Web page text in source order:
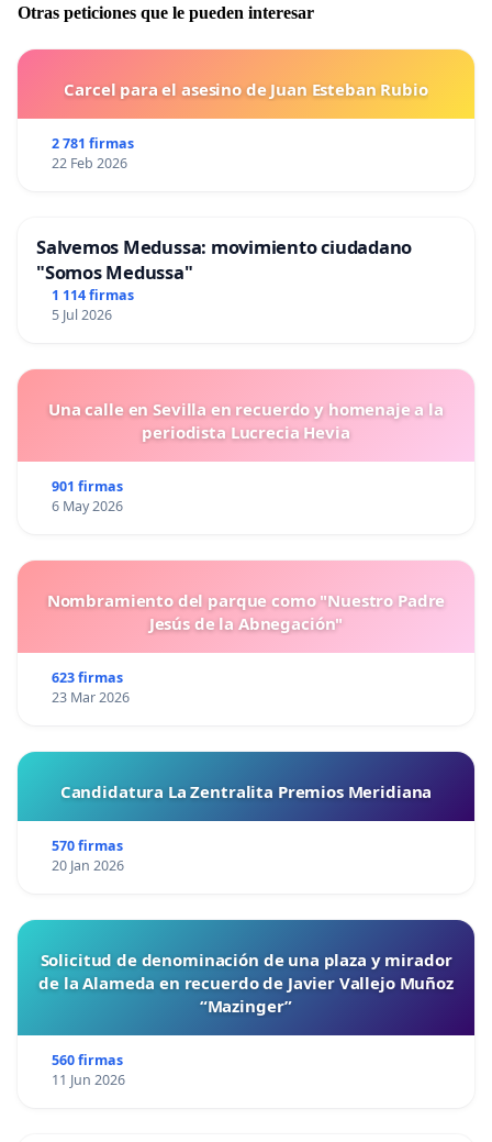
Otras peticiones que le pueden interesar
Carcel para el asesino de Juan Esteban Rubio
2 781 firmas
22 Feb 2026
Salvemos Medussa: movimiento ciudadano
"Somos Medussa"
1 114 firmas
5 Jul 2026
Una calle en Sevilla en recuerdo y homenaje a la
periodista Lucrecia Hevia
901 firmas
6 May 2026
Nombramiento del parque como "Nuestro Padre
Jesús de la Abnegación"
623 firmas
23 Mar 2026
Candidatura La Zentralita Premios Meridiana
570 firmas
20 Jan 2026
Solicitud de denominación de una plaza y mirador
de la Alameda en recuerdo de Javier Vallejo Muñoz
“Mazinger”
560 firmas
11 Jun 2026